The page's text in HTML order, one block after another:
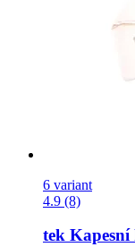
6 variant
4.9 (8)
tek Kapesní